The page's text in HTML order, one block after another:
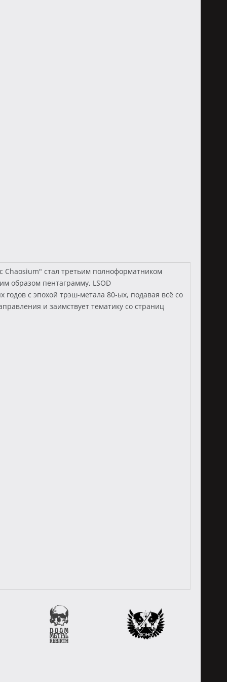
Chaosium" стал третьим полноформатником
образом пентаграмму, LSOD
с эпохой трэш-метала 80-ых, подавая всё со
и заимствует тематику со страниц